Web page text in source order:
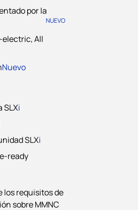
por la
NUEVO
All
Nuevo
SLXi
SLXi
ready
los requisitos de
sobre MMNC